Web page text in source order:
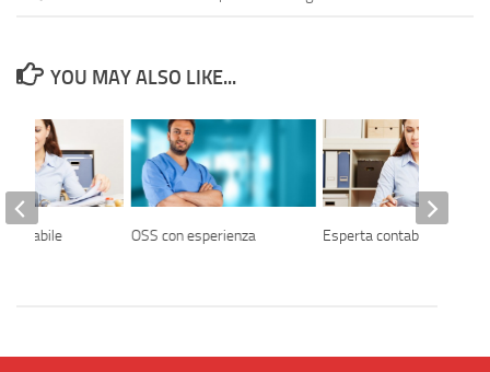
YOU MAY ALSO LIKE...
OSS con esperienza Esperta contabile
contabile